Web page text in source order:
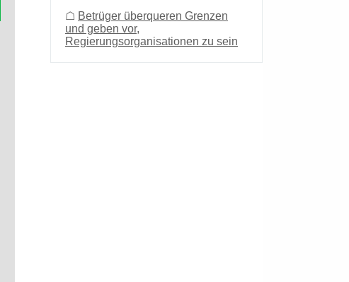
☖ Betrüger überqueren Grenzen
und geben vor,
Regierungsorganisationen zu sein